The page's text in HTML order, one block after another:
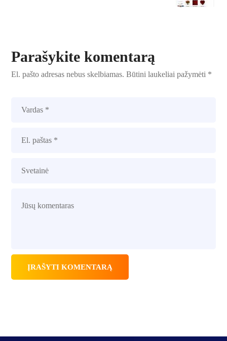
Parašykite komentarą
El. pašto adresas nebus skelbiamas. Būtini laukeliai pažymėti *